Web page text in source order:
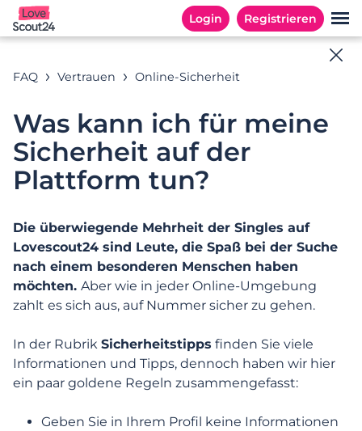
Login Registrieren
Online-Hilfe
Suchbeispiele: « Abonnement », «E-Mail Adresse », «
KATEGORIEN HÄUFIG GESTELLTE FRAGEN
Kategorien
Anmeldung und erste Schritte
Mein Profil verwalten
FAQ Vertrauen Online-Sicherheit
Was kann ich für meine
Sicherheit auf der
Plattform tun?
Die überwiegende Mehrheit der Singles auf
Lovescout24 sind Leute, die Spaß bei der Suche
nach einem besonderen Menschen haben
möchten. Aber wie in jeder Online-Umgebung
zahlt es sich aus, auf Nummer sicher zu gehen.
In der Rubrik Sicherheitstipps finden Sie viele
Informationen und Tipps, dennoch haben wir hier
ein paar goldene Regeln zusammengefasst:
Geben Sie in Ihrem Profil keine Informationen